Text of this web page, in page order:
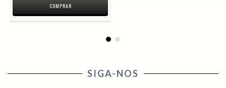
COMPRAR
SIGA-NOS